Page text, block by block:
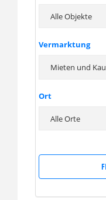
Vermarktung
Ort